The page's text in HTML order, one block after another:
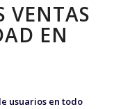
VENTAS
EN
usuarios en todo